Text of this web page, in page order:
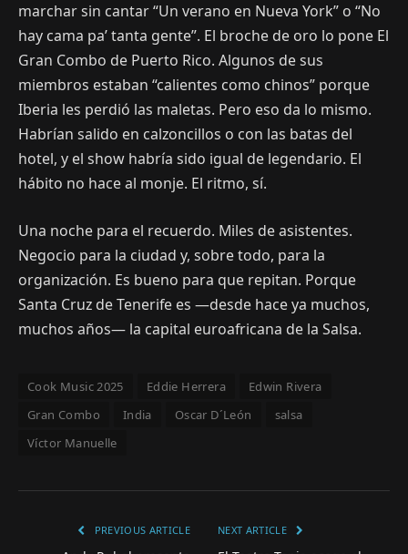
marchar sin cantar “Un verano en Nueva York” o “No
hay cama pa’ tanta gente”. El broche de oro lo pone El
Gran Combo de Puerto Rico. Algunos de sus
miembros estaban “calientes como chinos” porque
Iberia les perdió las maletas. Pero eso da lo mismo.
Habrían salido en calzoncillos o con las batas del
hotel, y el show habría sido igual de legendario. El
hábito no hace al monje. El ritmo, sí.
Una noche para el recuerdo. Miles de asistentes.
Negocio para la ciudad y, sobre todo, para la
organización. Es bueno para que repitan. Porque
Santa Cruz de Tenerife es —desde hace ya muchos,
muchos años— la capital euroafricana de la Salsa.
Cook Music 2025 Eddie Herrera
Edwin Rivera
Gran Combo
India Oscar D´León
salsa
Víctor Manuelle
PREVIOUS ARTICLE NEXT ARTICLE